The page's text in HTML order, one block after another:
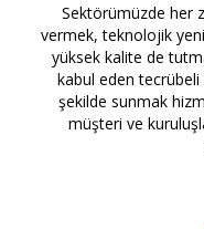
Sektörümüzde her
vermek, teknolojik
yüksek kalite de
kabul eden tecrübeli
şekilde sunmak
müşteri ve